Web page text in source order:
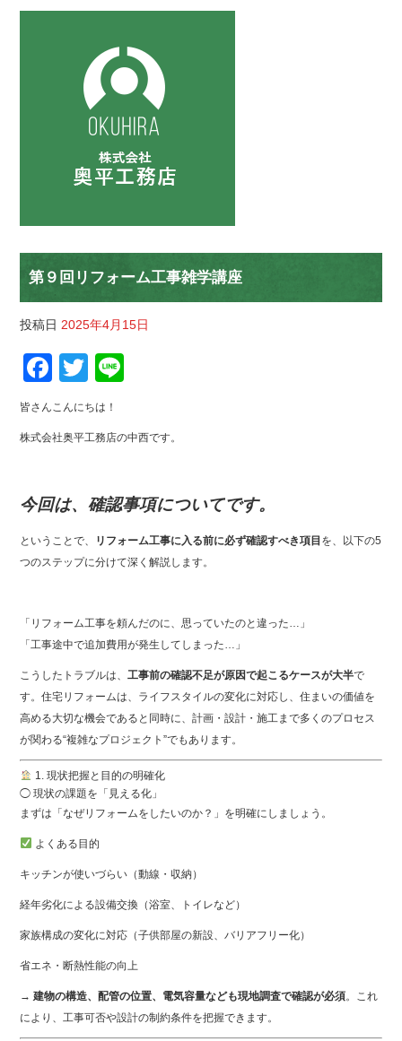
第９回リフォーム工事雑学講座
投稿日 2025年4月15日
F
a
c
e
o
o
k
T
wi
tt
er
e
皆さんこんにちは！
株式会社奥平工務店の中西です。
今回は、確認事項についてです。
ということで、 リフォーム工事に入る前に必ず確認すべき項目 を、以下の5
つのステップに分けて深く解説します。
「リフォーム工事を頼んだのに、思っていたのと違った…」
「工事途中で追加費用が発生してしまった…」
こうしたトラブルは、工事前の確認不足が原因で起こるケースが大半で
す。住宅リフォームは、ライフスタイルの変化に対応し、住まいの価値を
高める大切な機会であると同時に、計画・設計・施工まで多くのプロセス
が関わる“複雑なプロジェクト”でもあります。
1. 現状把握と目的の明確化
◯ 現状の課題を「見える化」
まずは「なぜリフォームをしたいのか？」を明確にしましょう。
よくある目的
キッチンが使いづらい（動線・収納）
経年劣化による設備交換（浴室、トイレなど）
家族構成の変化に対応（子供部屋の新設、バリアフリー化）
省エネ・断熱性能の向上
→建物の構造、配管の位置、電気容量なども現地調査で確認が必須。これ
により、工事可否や設計の制約条件を把握できます。